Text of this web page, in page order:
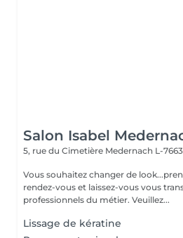
Salon Isabel
5, rue du Cimetière Medernach L-7663
Vous souhaitez changer de
rendez-vous et laissez-vous vous
professionnels du métier. Veuillez...
Lissage de kératine